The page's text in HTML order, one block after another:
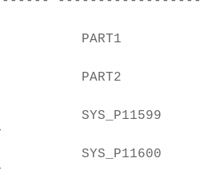
PART1
PART2
SYS_P11599
SYS_P11600